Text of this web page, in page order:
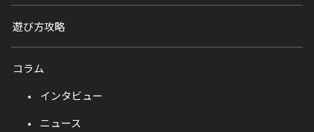
遊び方攻略
コラム
インタビュー
ニュース